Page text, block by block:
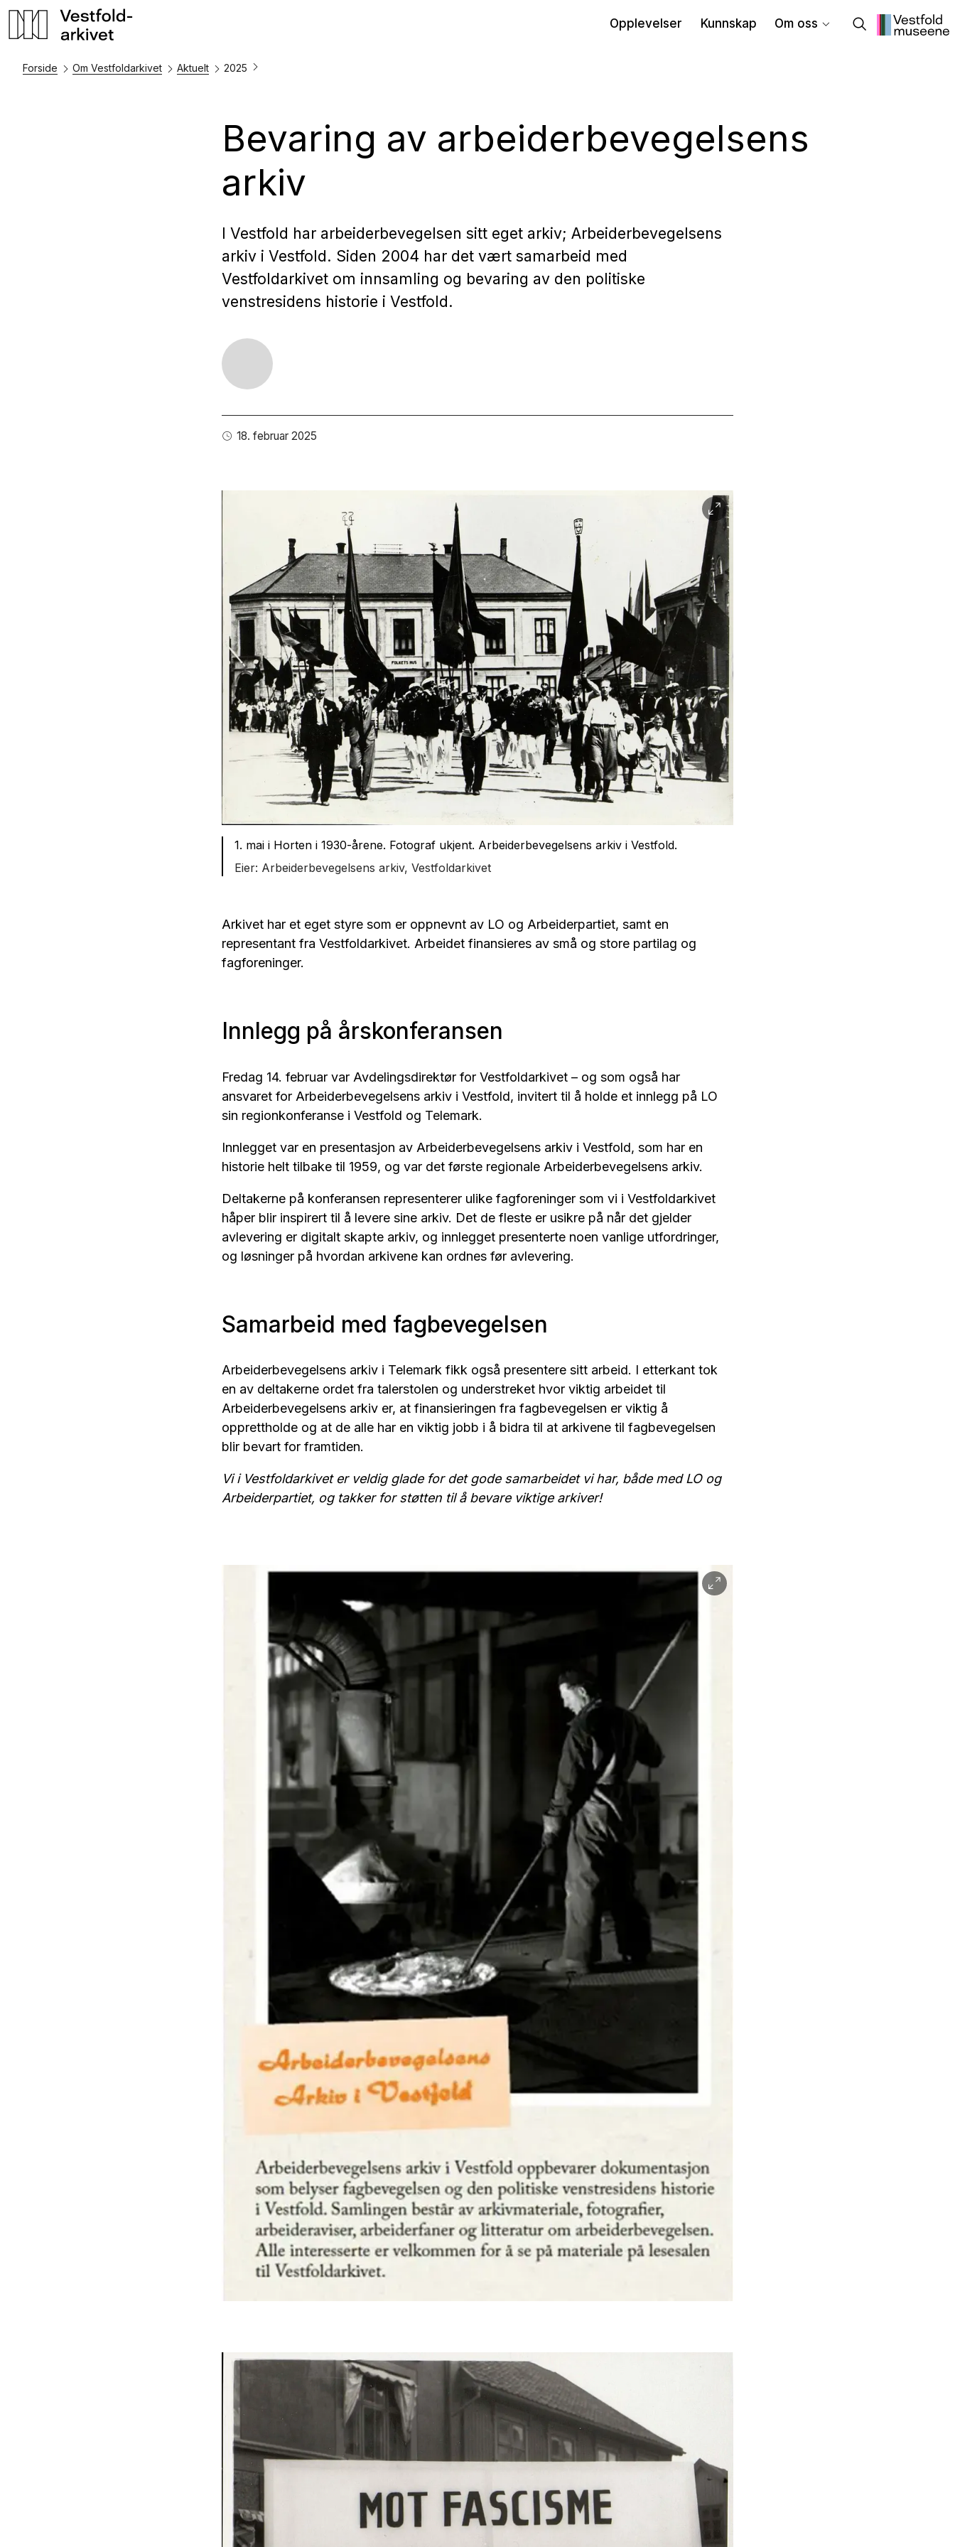
Opplevelser Kunnskap Om oss
Forside Om Vestfoldarkivet Aktuelt 2025
Bevaring av arbeiderbevegelsens
arkiv
I Vestfold har arbeiderbevegelsen sitt eget arkiv; Arbeiderbevegelsens
arkiv i Vestfold. Siden 2004 har det vært samarbeid med
Vestfoldarkivet om innsamling og bevaring av den politiske
venstresidens historie i Vestfold.
18. februar 2025
1. mai i Horten i 1930-årene. Fotograf ukjent. Arbeiderbevegelsens arkiv i Vestfold.
Arbeiderbevegelsens arkiv, Vestfoldarkivet
Arkivet har et eget styre som er oppnevnt av LO og Arbeiderpartiet, samt en
representant fra Vestfoldarkivet. Arbeidet finansieres av små og store partilag og
fagforeninger.
Innlegg på årskonferansen
Fredag 14. februar var Avdelingsdirektør for Vestfoldarkivet – og som også har
ansvaret for Arbeiderbevegelsens arkiv i Vestfold, invitert til å holde et innlegg på LO
sin regionkonferanse i Vestfold og Telemark.
Innlegget var en presentasjon av Arbeiderbevegelsens arkiv i Vestfold, som har en
historie helt tilbake til 1959, og var det første regionale Arbeiderbevegelsens arkiv.
Deltakerne på konferansen representerer ulike fagforeninger som vi i Vestfoldarkivet
håper blir inspirert til å levere sine arkiv. Det de fleste er usikre på når det gjelder
avlevering er digitalt skapte arkiv, og innlegget presenterte noen vanlige utfordringer,
og løsninger på hvordan arkivene kan ordnes før avlevering.
Samarbeid med fagbevegelsen
Arbeiderbevegelsens arkiv i Telemark fikk også presentere sitt arbeid. I etterkant tok
en av deltakerne ordet fra talerstolen og understreket hvor viktig arbeidet til
Arbeiderbevegelsens arkiv er, at finansieringen fra fagbevegelsen er viktig å
opprettholde og at de alle har en viktig jobb i å bidra til at arkivene til fagbevegelsen
blir bevart for framtiden.
Vi i Vestfoldarkivet er veldig glade for det gode samarbeidet vi har, både med LO og
Arbeiderpartiet, og takker for støtten til å bevare viktige arkiver!